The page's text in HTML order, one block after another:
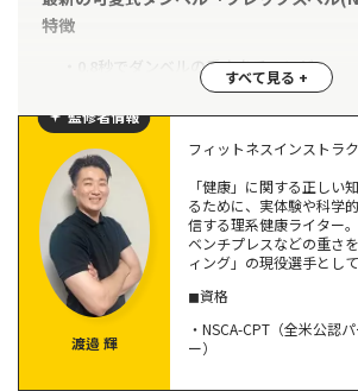
特徴
0.8秒でダンベルの重さをチェンジ
専用ベースユニットでコンパクトに収納
ふたつで固定式ダンベル32個分のコスパ
【レビュー】フレックスベル
を開封！
セット内容
設置方法
使い方
監修者情報
渡邉 輝
フィットネスインストラ
「健康」に関する正しい
るために、実体験や科学
信する理系健康ライター。
ベンチプレスなどの重さ
ィング」の現役選手として
◼︎資格
・NSCA-CPT（全米公認
ー）